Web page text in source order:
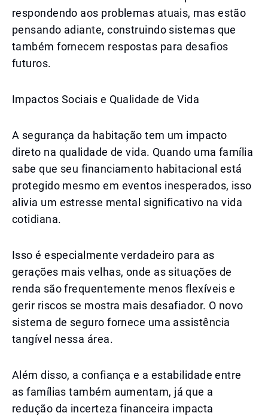
respondendo aos problemas atuais, mas estão
pensando adiante, construindo sistemas que
também fornecem respostas para desafios
futuros.
Impactos Sociais e Qualidade de Vida
A segurança da habitação tem um impacto
direto na qualidade de vida. Quando uma família
sabe que seu financiamento habitacional está
protegido mesmo em eventos inesperados, isso
alivia um estresse mental significativo na vida
cotidiana.
Isso é especialmente verdadeiro para as
gerações mais velhas, onde as situações de
renda são frequentemente menos flexíveis e
gerir riscos se mostra mais desafiador. O novo
sistema de seguro fornece uma assistência
tangível nessa área.
Além disso, a confiança e a estabilidade entre
as famílias também aumentam, já que a
redução da incerteza financeira impacta